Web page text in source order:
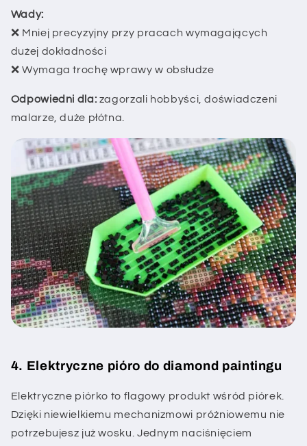
Wady:
❌ Mniej precyzyjny przy pracach wymagających
dużej dokładności
❌ Wymaga trochę wprawy w obsłudze
Odpowiedni dla: zagorzali hobbyści, doświadczeni
malarze, duże płótna.
4. Elektryczne pióro do diamond paintingu
Elektryczne piórko to flagowy produkt wśród piórek.
Dzięki niewielkiemu mechanizmowi próżniowemu nie
potrzebujesz już wosku. Jednym naciśnięciem